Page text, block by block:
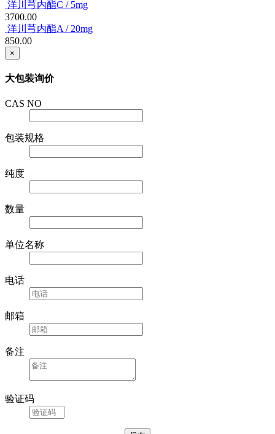
洋川芎内酯C / 5mg
3700.00
洋川芎内酯A / 20mg
850.00
×
大包装询价
CAS NO
包装规格
纯度
数量
单位名称
电话
邮箱
备注
验证码